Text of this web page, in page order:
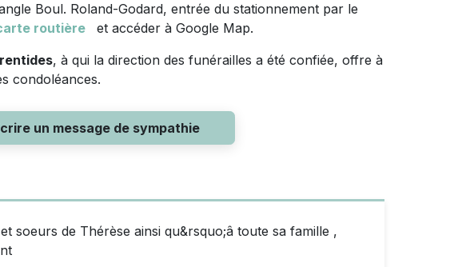
Boul. Roland-Godard, entrée du stationnement par le
routière
et accéder à Google Map.
, à qui la direction des funérailles a été confiée, offre à
condoléances.
un message de sympathie
soeurs de Thérèse ainsi qu&rsquo;â toute sa famille ,